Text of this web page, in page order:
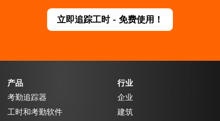
立即追踪工时 - 免费使用！
产品
考勤追踪器
工时和考勤软件
行业
企业
建筑